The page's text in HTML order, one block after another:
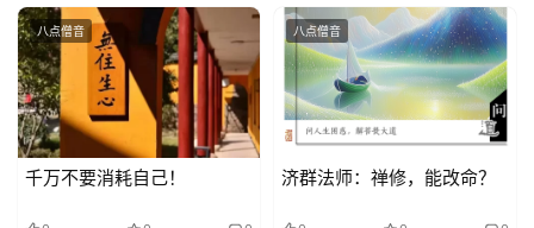
公
益
慈
善
佛
教
人
八点僧音
千万不要消耗自己！
八点僧音
济群法师：禅修，能改命？